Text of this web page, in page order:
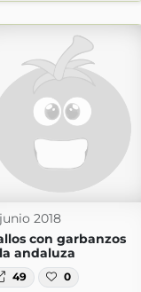
2018
con garbanzos
andaluza
49 0